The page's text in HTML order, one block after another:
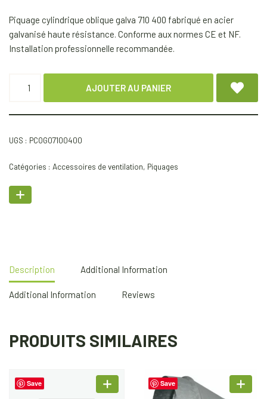
Piquage cylindrique oblique galva 710 400 fabriqué en acier
galvanisé haute résistance. Conforme aux normes CE et NF.
Installation professionnelle recommandée.
AJOUTER AU PANIER
UGS : PCOG07100400
Catégories : Accessoires de ventilation, Piquages
Description Additional Information
Additional Information Reviews
PRODUITS SIMILAIRES
Save Save